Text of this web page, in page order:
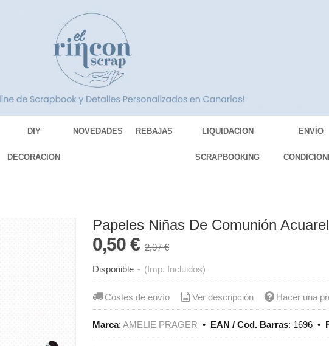
DIY
DECORACION
NOVEDADES REBAJAS LIQUIDACION
SCRAPBOOKING
ENVÍO
Papeles Niñas De Comunión
0,50 € 2,07 €
Disponible - (Imp. Incluidos)
Costes de envío Ver descripción Hacer una
Marca:AMELIE PRAGER • EAN / Cod. Barras: 1696 •